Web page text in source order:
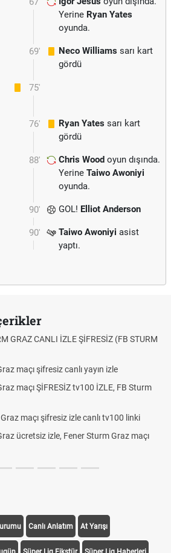
Yerine Ryan Yates
oyunda.
69' Neco Williams sarı kart
gördü
75'
76' Ryan Yates sarı kart
gördü
88' Chris Wood oyun dışında.
Yerine Taiwo Awoniyi
oyunda.
90' GOL! Elliot Anderson
90' Taiwo Awoniyi asist
yaptı.
GRAZ CANLI İZLE ŞİFRESİZ (FB STURM
maçı şifresiz canlı yayın izle
maçı ŞİFRESİZ tv100 İZLE, FB Sturm
maçı şifresiz izle canlı tv100 linki
ücretsiz izle, Fener Sturm Graz maçı
Canlı Anlatım At Yarışı